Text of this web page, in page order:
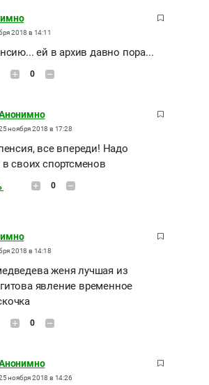
2018 в 14:11
ей в архив давно пора...
0
ноября 2018 в 17:28
все впереди! Надо
в своих спортсменов
0
2018 в 14:18
женя лучшая из
явление временное
0
ноября 2018 в 14:26